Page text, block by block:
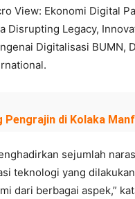
View: Ekonomi Digital
Disrupting Legacy,
Digitalisasi BUMN,
Pengrajin di Kolaka
sejumlah
teknologi yang
dari berbagai aspek,”